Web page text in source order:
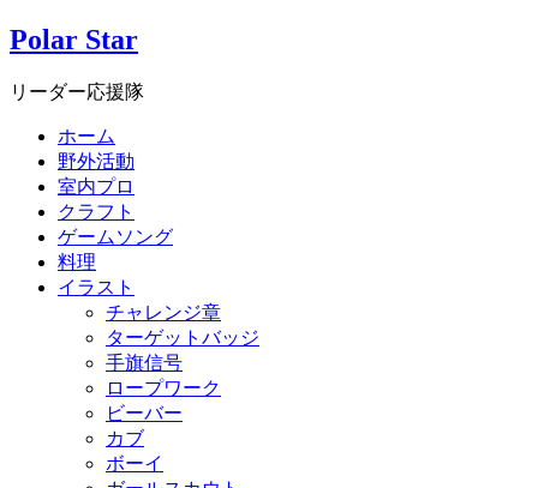
Polar Star
リーダー応援隊
ホーム
野外活動
室内プロ
クラフト
ゲームソング
料理
イラスト
チャレンジ章
ターゲットバッジ
手旗信号
ロープワーク
ビーバー
カブ
ボーイ